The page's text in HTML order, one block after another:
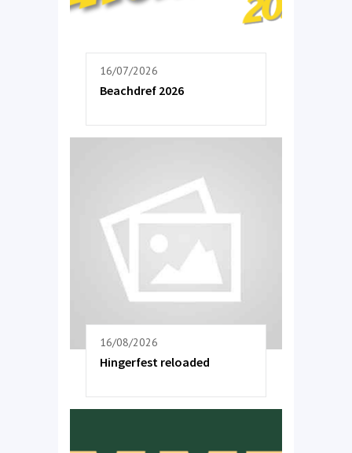
16/07/2026
Beachdref 2026
16/08/2026
Hingerfest reloaded